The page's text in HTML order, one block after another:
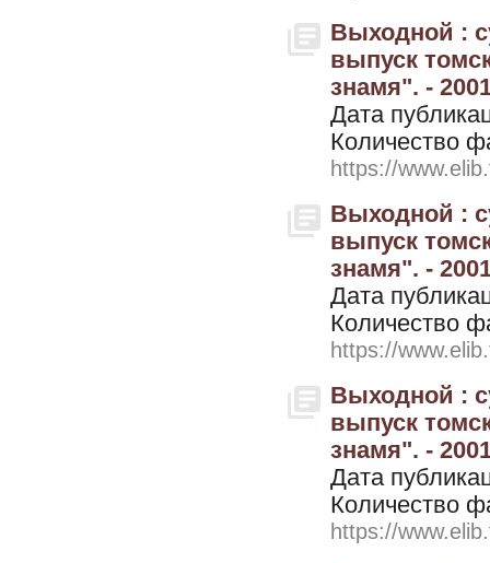
Выходной :
выпуск
знамя". -
Дата
Количество
https://
Выходной :
выпуск
знамя". -
Дата
Количество
https://
Выходной :
выпуск
знамя". -
Дата
Количество
https://